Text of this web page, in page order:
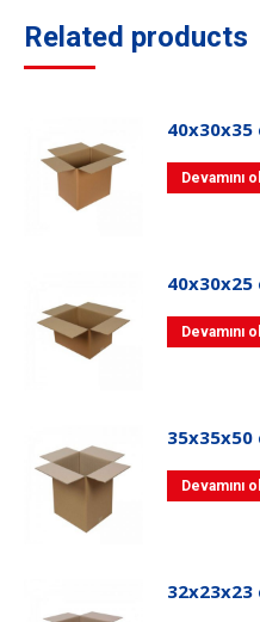
Related products
Devamını
Devamını
Devamını